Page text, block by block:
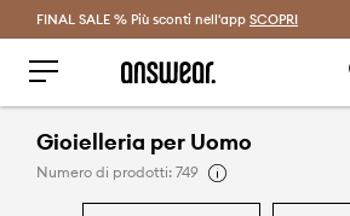
Risparmia con Answear Club >
FINAL SALE % Più sconti nell'app SCOPRI
Gioielleria per Uomo
Numero di prodotti: 749